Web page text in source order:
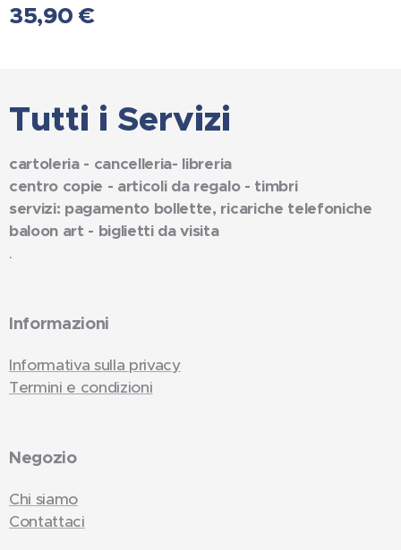
35,90 €
Tutti i Servizi
cartoleria - cancelleria- libreria
centro copie - articoli da regalo - timbri
servizi: pagamento bollette, ricariche telefoniche
baloon art - biglietti da visita
.
Informazioni
Informativa sulla privacy
Termini e condizioni
Negozio
Chi siamo
Contattaci